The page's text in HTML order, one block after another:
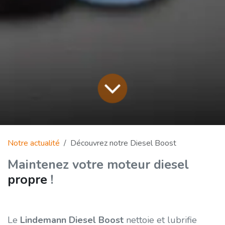
Notre actualité Découvrez notre Diesel Boost
Maintenez votre moteur diesel
propre !
Le Lindemann Diesel Boost nettoie et lubrifie